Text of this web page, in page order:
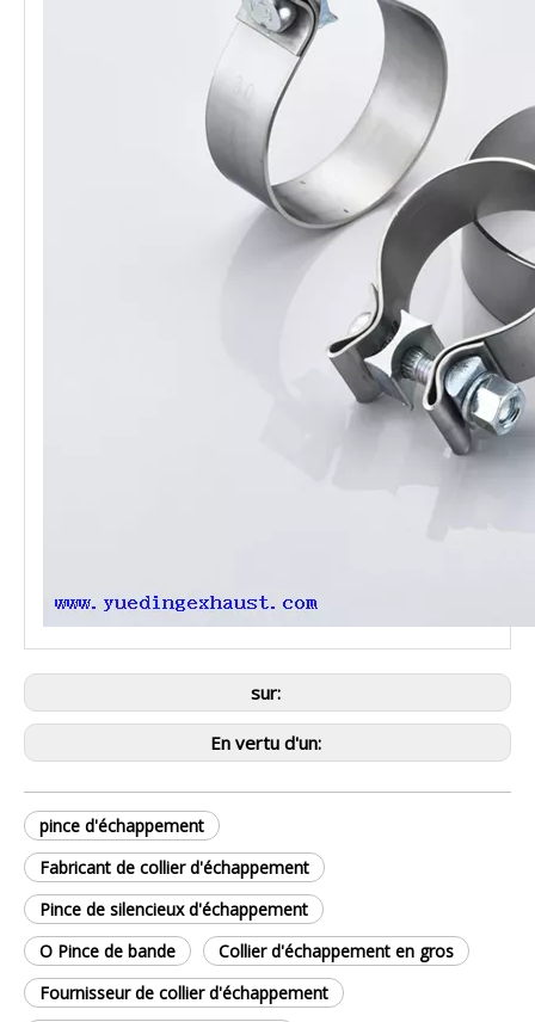
sur:
En vertu d'un:
pince d'échappement
Fabricant de collier d'échappement
Pince de silencieux d'échappement
O Pince de bande
Collier d'échappement en gros
Fournisseur de collier d'échappement